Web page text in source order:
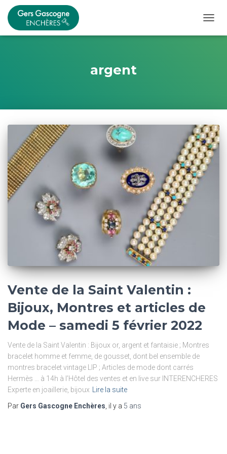
argent
Vente de la Saint Valentin :
Bijoux, Montres et articles de
Mode – samedi 5 février 2022
Vente de la Saint Valentin : Bijoux or, argent et fantaisie ; Montres
bracelet homme et femme, de gousset, dont bel ensemble de
montres bracelet vintage LIP ; Articles de mode dont carrés
Hermès … à 14h à l’Hôtel des ventes et en live sur INTERENCHERES
Experte en joaillerie, bijoux
Lire la suite
Par Gers Gascogne Enchères , il y a 5 ans